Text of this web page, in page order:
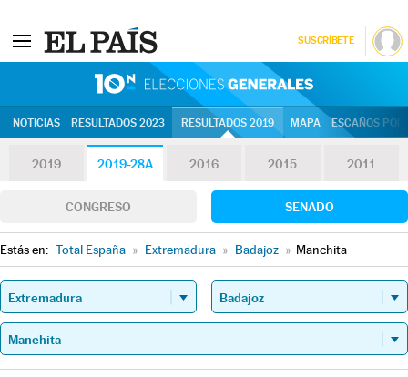
SUSCRÍBETE
NOTICIAS RESULTADOS 2023 RESULTADOS 2019 MAPA ESCAÑOS
2019 2019-28A 2016 2015 2011
CONGRESO SENADO
Estás en: Total España » Extremadura » Badajoz » Manchita